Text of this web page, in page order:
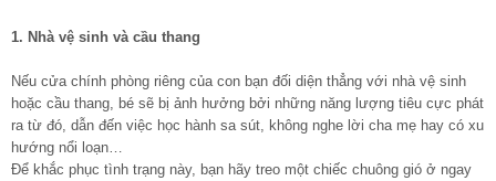
1. Nhà vệ sinh và cầu thang
Nếu cửa chính phòng riêng của con bạn đối diện thẳng với nhà vệ sinh
hoặc cầu thang, bé sẽ bị ảnh hưởng bởi những năng lượng tiêu cực phát
ra từ đó, dẫn đến việc học hành sa sút, không nghe lời cha mẹ hay có xu
hướng nổi loạn…
Để khắc phục tình trạng này, bạn hãy treo một chiếc chuông gió ở ngay